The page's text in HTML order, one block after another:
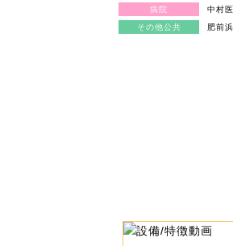
病院
中村
その他公共
肥前